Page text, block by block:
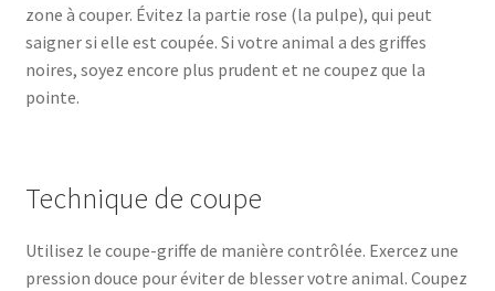
zone à couper. Évitez la partie rose (la pulpe), qui peut
saigner si elle est coupée. Si votre animal a des griffes
noires, soyez encore plus prudent et ne coupez que la
pointe.
Technique de coupe
Utilisez le coupe-griffe de manière contrôlée. Exercez une
pression douce pour éviter de blesser votre animal. Coupez